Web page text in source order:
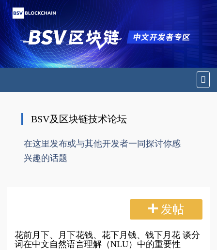
切
换
BSV及区块链技术论坛
在这里发布或与其他开发者一同探讨你感
兴趣的话题
发帖
花前月下、月下花钱、花下月钱、钱下月花 谈分
词在中文自然语言理解（NLU）中的重要性